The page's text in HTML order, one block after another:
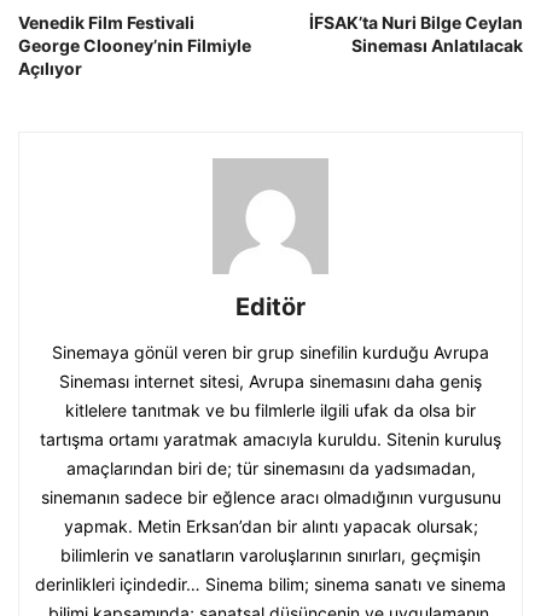
Venedik Film Festivali
George Clooney’nin Filmiyle
Açılıyor
İFSAK’ta Nuri Bilge Ceylan
Sineması Anlatılacak
Editör
Sinemaya gönül veren bir grup sinefilin kurduğu Avrupa
Sineması internet sitesi, Avrupa sinemasını daha geniş
kitlelere tanıtmak ve bu filmlerle ilgili ufak da olsa bir
tartışma ortamı yaratmak amacıyla kuruldu. Sitenin kuruluş
amaçlarından biri de; tür sinemasını da yadsımadan,
sinemanın sadece bir eğlence aracı olmadığının vurgusunu
yapmak. Metin Erksan’dan bir alıntı yapacak olursak;
bilimlerin ve sanatların varoluşlarının sınırları, geçmişin
derinlikleri içindedir… Sinema bilim; sinema sanatı ve sinema